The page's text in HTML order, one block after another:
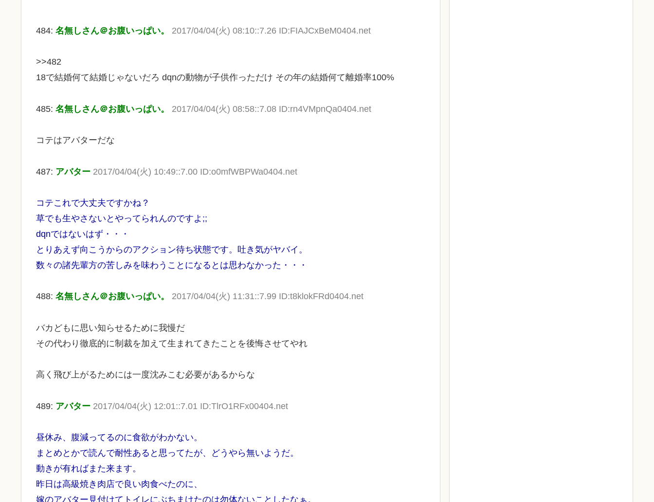
484: 名無しさん＠お腹いっぱい。 2017/04/04(火) 08:10::7.26 ID:FIAJCxBeM0404.net
>>482
18で結婚何て結婚じゃないだろ dqnの動物が子供作っただけ その年の結婚何て離婚率100%
485: 名無しさん＠お腹いっぱい。 2017/04/04(火) 08:58::7.08 ID:rn4VMpnQa0404.net
コテはアバターだな
487: アバター 2017/04/04(火) 10:49::7.00 ID:o0mfWBPWa0404.net
コテこれで大丈夫ですかね？
草でも生やさないとやってられんのですよ;;
dqnではないはず・・・
とりあえず向こうからのアクション待ち状態です。吐き気がヤバイ。
数々の諸先輩方の苦しみを味わうことになるとは思わなかった・・・
488: 名無しさん＠お腹いっぱい。 2017/04/04(火) 11:31::7.99 ID:t8klokFRd0404.net
バカどもに思い知らせるために我慢だ
その代わり徹底的に制裁を加えて生まれてきたことを後悔させてやれ
高く飛び上がるためには一度沈みこむ必要があるからな
489: アバター 2017/04/04(火) 12:01::7.01 ID:TlrO1RFx00404.net
昼休み、腹減ってるのに食欲がわかない。
まとめとかで読んで耐性あると思ってたが、どうやら無いようだ。
動きが有ればまた来ます。
昨日は高級焼き肉店で良い肉食べたのに、
嫁のアバター見付けてトイレにぶちまけたのは勿体ないことしたなぁ。